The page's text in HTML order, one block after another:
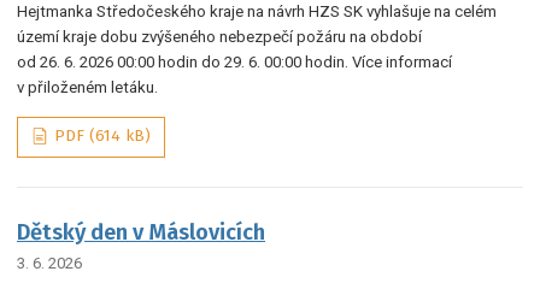
Hejtmanka Středočeského kraje na návrh HZS SK vyhlašuje na celém
území kraje dobu zvýšeného nebezpečí požáru na období
od 26. 6. 2026 00:00 hodin do 29. 6. 00:00 hodin. Více informací
v přiloženém letáku.
PDF (614 kB)
Dětský den v Máslovicích
3. 6. 2026